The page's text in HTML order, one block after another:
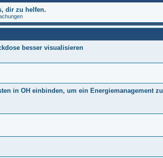
dir zu helfen.
besser visualisieren
in OH einbinden, um ein Energiemanagement zu